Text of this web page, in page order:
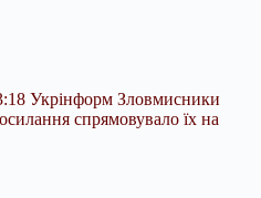
Укрінформ Зловмисники
спрямовувало їх на